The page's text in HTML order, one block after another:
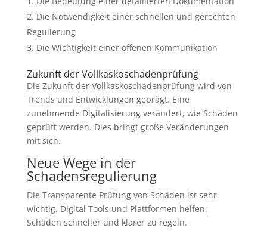
Die Notwendigkeit einer schnellen und gerechten
Regulierung
Die Wichtigkeit einer offenen Kommunikation
Zukunft der Vollkaskoschadenprüfung
Die Zukunft der Vollkaskoschadenprüfung wird von
Trends und Entwicklungen geprägt. Eine
zunehmende Digitalisierungverändert, wie Schäden
geprüft werden. Dies bringt große Veränderungen
mit sich.
Neue Wege in der
Schadensregulierung
Die Transparente Prüfungvon Schäden ist sehr
wichtig. Digital Tools und Plattformen helfen,
Schäden schneller und klarer zu regeln.